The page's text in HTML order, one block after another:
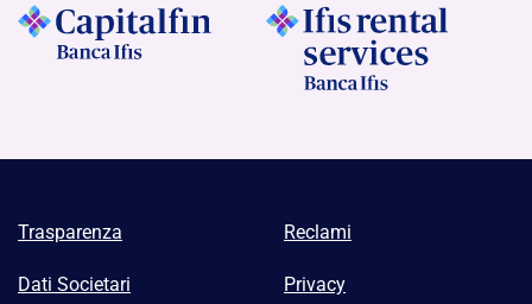
Trasparenza Reclami
Dati Societari Privacy